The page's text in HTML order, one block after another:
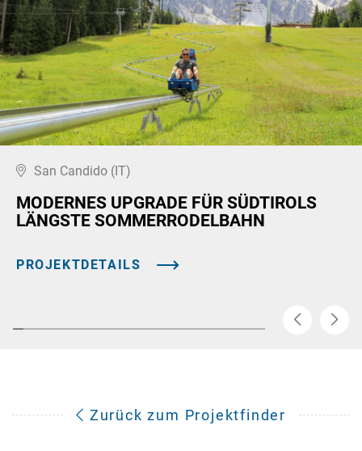
San Candido (IT)
MODERNES UPGRADE FÜR SÜDTIROLS
LÄNGSTE SOMMERRODELBAHN
PROJEKTDETAILS
Zurück zum Projektfinder